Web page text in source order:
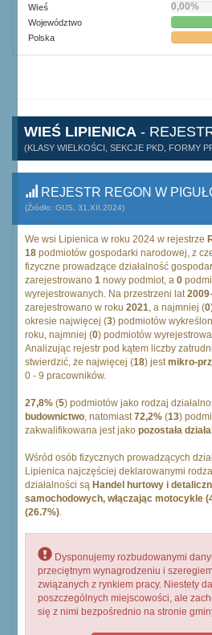
Wieś 0,00%
Województwo
Polska
WIEŚ LIPIENICA -
(KLASY WIELKOŚCI, SEKCJE PKD, FORMY
REJESTR REGON W
(Źródło: GUS, 31.XII.2024)
We wsi Lipienica w roku 2024 w rejestrze
18 podmiotów gospodarki narodowej, z
fizyczne prowadzące działalność
zarejestrowano 1 nowy podmiot, a 0
wyrejestrowanych. Na przestrzeni lat2009-
zarejestrowano w roku 2021, a najmniej (0
okresie najwięcej (3) podmiotów
roku, najmniej (0) podmiotów
Analizując rejestr pod kątem liczby
stwierdzić, że najwięcej (18) jestmikro-
0 - 9 pracowników.
27,8% (5) podmiotów jako rodzaj
budownictwo, natomiast72,2% (13)
zakwalifikowana jest jako pozostała
Wśród osób fizycznych prowadzących
Lipienica najczęściej deklarowanymi
działalności są Handel hurtowy i
samochodowych, włączając motocykle
(26.7%).
Dysponujemy rozbudowanymi
przeciętnym wynagrodzeniu i
związanych z rynkiem pracy. Niestety
poszczególnych miejscowości, ale
się z nimi bezpośrednio na stronie